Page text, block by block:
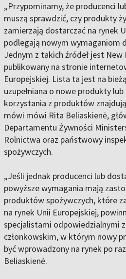
„Przypominamy, że producenci
muszą sprawdzić, czy produkty
zamierzają dostarczać na rynek
podlegają nowym wymaganiom
Jednym z takich źródeł jest New
publikowany na stronie
Europejskiej. Lista ta jest na
uzupełniana o nowe produkty
korzystania z produktów
mówi mówi Rita Beliaskienė,
Departamentu Żywności
Rolnictwa oraz państwowy
spożywczych.
„Jeśli jednak producenci lub
powyższe wymagania mają
produktów spożywczych, które
na rynek Unii Europejskiej,
specjalistami odpowiedzialnymi
członkowskim, w którym nowy
być wprowadzony na rynek po
Beliaskienė.